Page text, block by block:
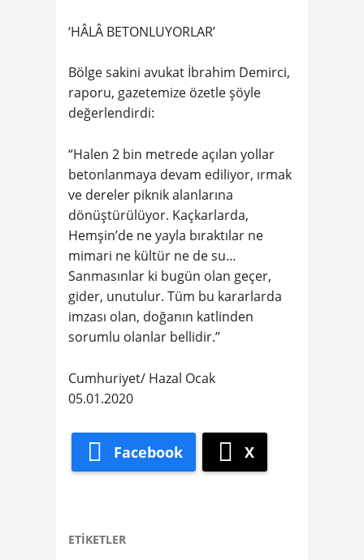
‘HÂLÂ BETONLUYORLAR’
Bölge sakini avukat İbrahim Demirci,
raporu, gazetemize özetle şöyle
değerlendirdi:
“Halen 2 bin metrede açılan yollar
betonlanmaya devam ediliyor, ırmak
ve dereler piknik alanlarına
dönüştürülüyor. Kaçkarlarda,
Hemşin’de ne yayla bıraktılar ne
mimari ne kültür ne de su…
Sanmasınlar ki bugün olan geçer,
gider, unutulur. Tüm bu kararlarda
imzası olan, doğanın katlinden
sorumlu olanlar bellidir.”
Cumhuriyet/ Hazal Ocak
05.01.2020
Facebook X
ETIKETLER